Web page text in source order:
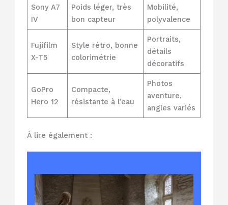
Sony A7
IV
Poids léger, très
bon capteur
Mobilité,
polyvalence
Fujifilm
X-T5
Style rétro, bonne
colorimétrie
Portraits,
détails
décoratifs
GoPro
Hero 12
Compacte,
résistante à l’eau
Photos
aventure,
angles variés
À lire également :